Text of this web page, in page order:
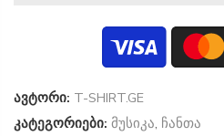
ავტორი: T-SHIRT.GE
კატეგორიები: მუსიკა, ჩანთა